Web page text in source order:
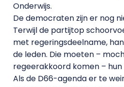
Onderwijs.
De democraten zijn er nog
Terwijl de partijtop
met regeringsdeelname,
de leden. Die moeten –
regeerakkoord komen –
Als de D66-agenda er te